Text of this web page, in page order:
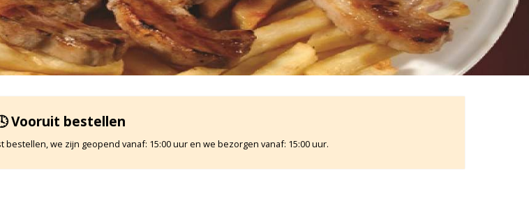
Vooruit bestellen
we zijn geopend vanaf: 15:00 uur en we bezorgen vanaf: 15:00 uur.